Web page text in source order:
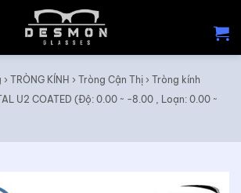
› TRÒNG KÍNH › Tròng Cận Thị › Tròng kính
U2 COATED (Độ: 0.00 ~ -8.00 , Loạn: 0.00 ~